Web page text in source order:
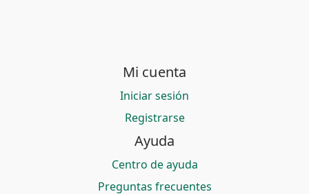
Mi cuenta
Iniciar sesión
Registrarse
Ayuda
Centro de ayuda
Preguntas frecuentes